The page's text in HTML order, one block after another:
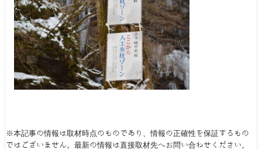
※本記事の情報は取材時点のものであり、情報の正確性を保証するもの
ではございません。最新の情報は直接取材先へお問い合わせください。